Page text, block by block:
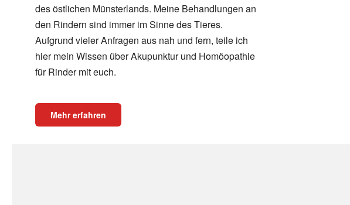
des östlichen Münsterlands. Meine Behandlungen an
den Rindern sind immer im Sinne des Tieres.
Aufgrund vieler Anfragen aus nah und fern, teile ich
hier mein Wissen über Akupunktur und Homöopathie
für Rinder mit euch.
Mehr erfahren